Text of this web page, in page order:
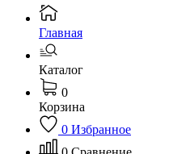
Главная
Каталог
0
Корзина
0 Избранное